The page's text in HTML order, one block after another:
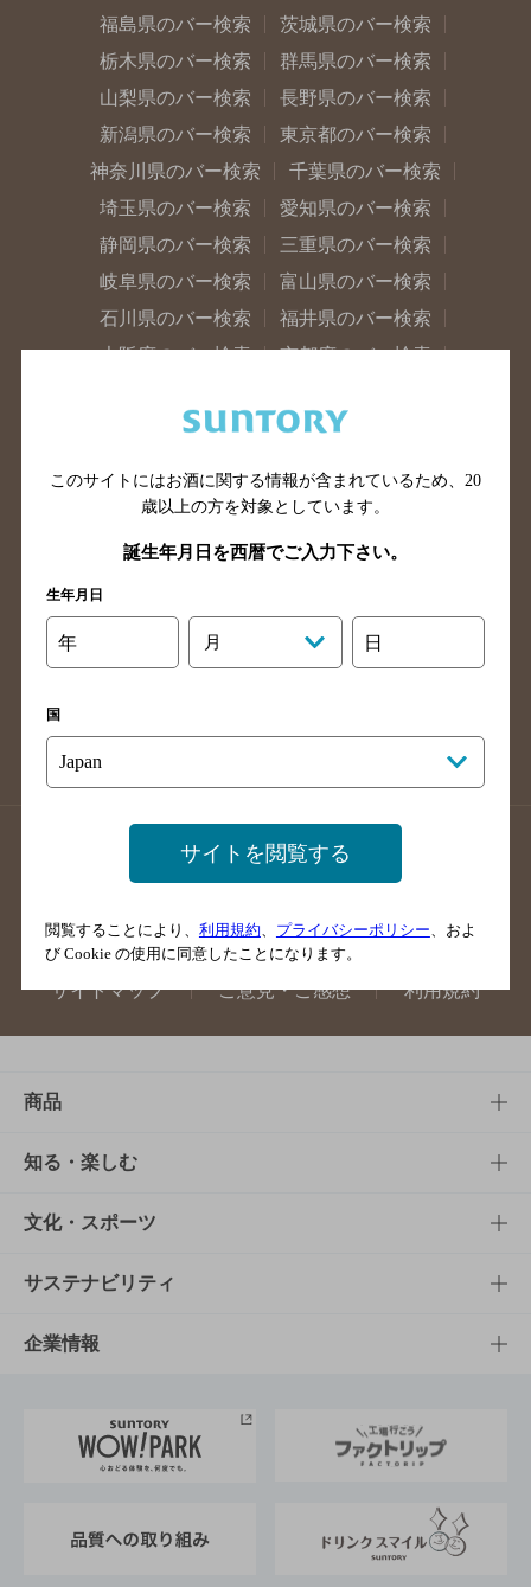
福島県のバー検索
茨城県のバー検索
栃木県のバー検索
群馬県のバー検索
山梨県のバー検索
長野県のバー検索
新潟県のバー検索
東京都のバー検索
神奈川県のバー検索
千葉県のバー検索
埼玉県のバー検索
愛知県のバー検索
静岡県のバー検索
三重県のバー検索
岐阜県のバー検索
富山県のバー検索
石川県のバー検索
福井県のバー検索
大阪府のバー検索
京都府のバー検索
滋賀県のバー検索
和歌山県のバー検索
山口県のバー検索
鳥取県のバー検索
島根県のバー検索
徳島県のバー検索
高知県のバー検索
福岡県のバー検索
長崎県のバー検索
佐賀県のバー検索
店舗登録方法のご案内
店舗情報更新方法のご案内
掲載店舗様ログイン
サイトマップ ご意見・ご感想 利用規約
商品
商品TOP
商品一覧
商品発売情報
栄養成分一覧
知る・楽しむ
知る・楽しむTOP
キャンペーン
工場見学
地域情報
文化・スポーツ
文化・スポーツTOP
サントリーホール
サントリーサンバーズ大阪
サステナビリティ
サステナビリティTOP
サントリーが考えるサステナビリティ経営
企業情報
企業概要
このサイトにはお酒に関する情報が含まれているため、 20
歳以上の方を対象としています。
誕生年月日を西暦でご入力下さい。
生年月日
年 月 日
国
サイトを閲覧する
閲覧することにより、 利用規約 プライバシーポリシー 、およ
び Cookie の使用に同意したことになります。